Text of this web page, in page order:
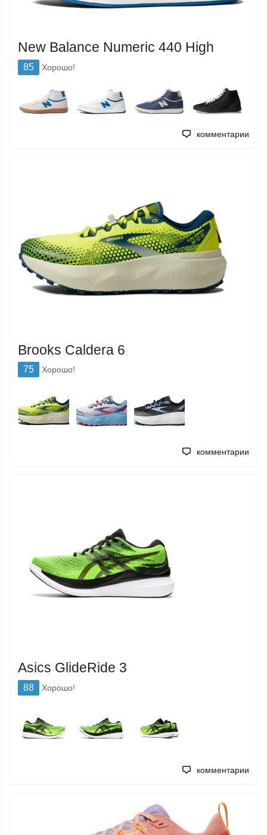
New Balance Numeric 440 High
85 Хорошо!
комментарии
Brooks Caldera 6
75 Хорошо!
комментарии
Asics GlideRide 3
88 Хорошо!
комментарии